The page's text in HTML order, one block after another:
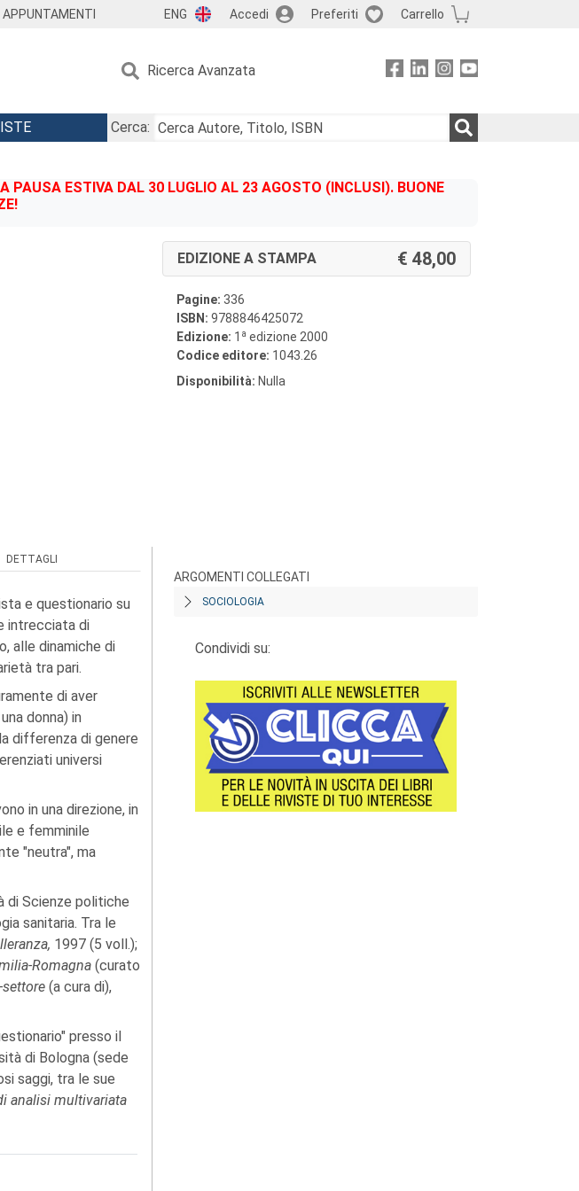
APPUNTAMENTI ENG Accedi Preferiti Carrello
Ricerca Avanzata
Cerca:
PAUSA ESTIVA DAL 30 LUGLIO AL 23 AGOSTO (INCLUSI). BUONE
EDIZIONE A STAMPA 48,00
Pagine: 336
ISBN: 9788846425072
Edizione: 1 a edizione 2000
Codice editore: 1043.26
Disponibilità: Nulla
DETTAGLI
e questionario su
intrecciata di
alle dinamiche di
tra pari.
di aver
donna) in
differenza di genere
universi
in una direzione, in
e femminile
"neutra", ma
di Scienze politiche
sanitaria. Tra le
1997 (5 voll.);
Romagna (curato
(a cura di),
presso il
di Bologna (sede
saggi, tra le sue
analisi multivariata
ARGOMENTI COLLEGATI
SOCIOLOGIA
Condividi su: